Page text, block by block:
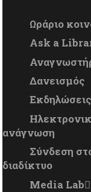
Ωράριο
Ask a
Δανεισμός
Εκδηλώσεις
ανάγνωση
Σύνδεση
διαδίκτυο
Media Lab